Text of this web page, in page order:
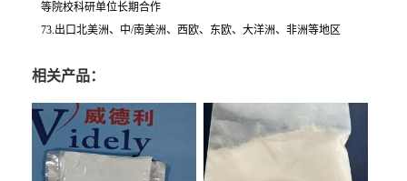
等院校科研单位长期合作
73.出口北美洲、中/南美洲、西欧、东欧、大洋洲、非洲等地区
相关产品：